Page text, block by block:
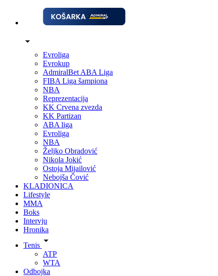
Evroliga
Evrokup
AdmiralBet ABA Liga
FIBA Liga šampiona
NBA
Reprezentacija
KK Crvena zvezda
KK Partizan
ABA liga
Evroliga
NBA
Željko Obradović
Nikola Jokić
Ostoja Mijailović
Nebojša Čović
KLADIONICA
Lifestyle
MMA
Boks
Intervju
Hronika
Tenis
ATP
WTA
Odbojka